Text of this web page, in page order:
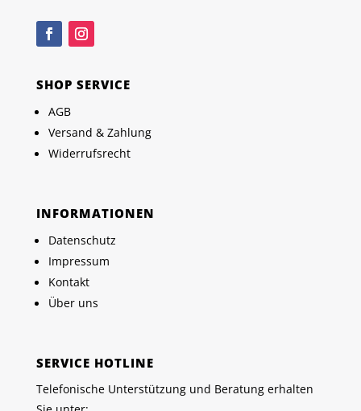
SHOP SERVICE
AGB
Versand & Zahlung
Widerrufsrecht
INFORMATIONEN
Datenschutz
Impressum
Kontakt
Über uns
SERVICE HOTLINE
Telefonische Unterstützung und Beratung erhalten